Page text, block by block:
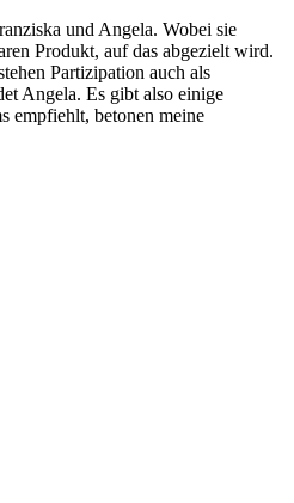
und Angela. Wobei sie
Produkt, auf das abgezielt wird.
Partizipation auch als
Angela. Es gibt also einige
empfiehlt, betonen meine